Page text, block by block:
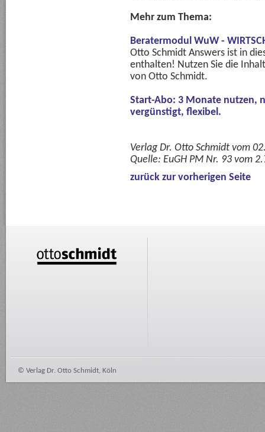
Mehr zum Thema:
Beratermodul WuW -
Otto Schmidt Answers ist in
enthalten! Nutzen Sie die
von Otto Schmidt.
Start-Abo: 3 Monate nutzen,
vergünstigt, flexibel.
Verlag Dr. Otto Schmidt vom
Quelle: EuGH PM Nr. 93 vom
zurück zur vorherigen Seite
© Verlag Dr. Otto Schmidt, Köln